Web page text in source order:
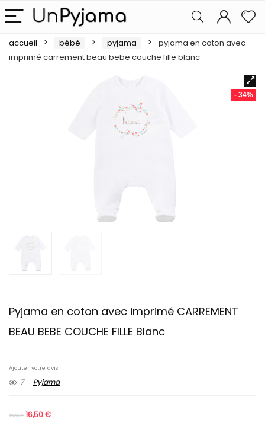
accueil bébé pyjama
pyjama en coton avec
imprimé carrement beau bebe couche fille blanc
- 34%
Pyjama en coton avec imprimé CARREMENT
BEAU BEBE COUCHE FILLE Blanc
Ajouter votre avis
7 Pyjama
25,00€ 16,50€